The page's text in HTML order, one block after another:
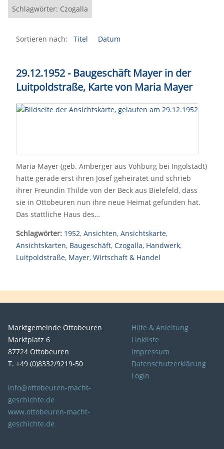
Schlagwörter: Czogalla
Sortieren nach: Titel Datum
29.12.1952 - Baugeschäft Mayer in der
Luitpoldstraße, Karte von Maria Mayer
Maria Mayer (geb. Amberger aus Vohburg bei Ingolstadt)
hatte gerade erst ihren Josef geheiratet und schrieb
ihrer Freundin Thilde von der Beck aus Bielefeld, dass
sie in Ottobeuren nun ihre neue Heimat gefunden hat.
Das stattliche Haus des…
Schlagwörter: 1952, Ansichten, Ansichtskarte,
Ansichtskarten, Baugeschäft, Czogalla, Handwerk,
Luitpoldstraße, Mayer, Wirtschaft & Handel
Marktgemeinde Ottobeuren
Marktplatz 6
87724 Ottobeuren
T. +49 (0)8332/9219-50
info@ottobeuren-macht-
geschichte.de
www.ottobeuren-macht-
geschichte.de
Hilfe & Anleitung
Linkliste
Impressum
Datenschutzerklärung
Login